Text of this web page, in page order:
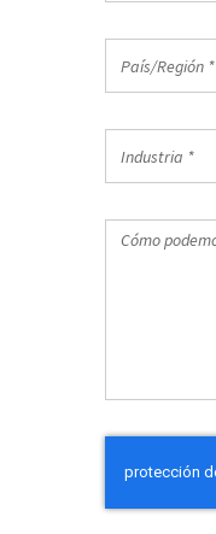
trabajo
País/Región *
Industria *
Cómo